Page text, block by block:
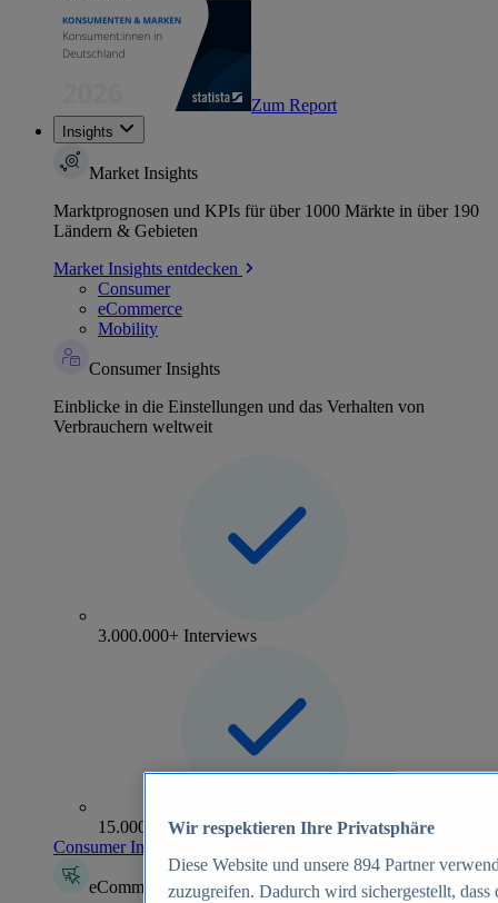
Zum Report
Insights
Market Insights
Marktprognosen und KPIs für über 1000 Märkte in über 190
Ländern & Gebieten
Market Insights entdecken
Consumer
eCommerce
Mobility
Consumer Insights
Einblicke in die Einstellungen und das Verhalten von
Verbrauchern weltweit
3.000.000+ Interviews
15.000+ Marken
Consumer Insights entdecken
eCommerce Insights
Wir respektieren Ihre Privatsphäre
Diese Website und unsere 894 Partner
zuzugreifen. Dadurch wird sichergestellt,